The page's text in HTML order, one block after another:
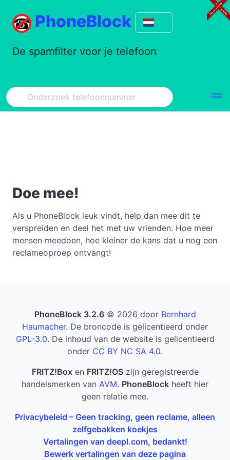
PhoneBlock
De spamfilter voor je telefoon
Doe mee!
Als u PhoneBlock leuk vindt, help dan mee dit te
verspreiden en deel het met uw vrienden. Hoe meer
mensen meedoen, hoe kleiner de kans dat u nog een
reclameoproep ontvangt!
PhoneBlock 3.2.6© 2026 door Bernhard
Haumacher. De broncode is gelicentieerd onder
GPL-3.0. De inhoud van de website is gelicentieerd
onder CC BY NC SA 4.0.
FRITZ!Boxen FRITZ!OSzijn geregistreerde
handelsmerken van AVM. PhoneBlock heeft hier
geen relatie mee.
Privacybeleid – Geen tracking, geen reclame, alleen
zelfgebakken koekjes
Vertalingen van deepl.com, bedankt!
Bewerk vertalingen van deze pagina